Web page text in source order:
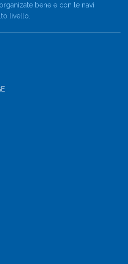
bene e con le navi
livello.